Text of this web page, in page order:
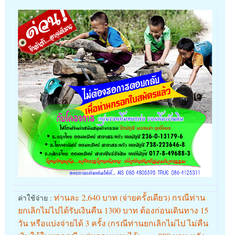
ค่าใช้จ่าย : ท่านละ 2,640 บาท (จ่ายครั้งเดียว) กรณีท่าน
ยกเลิกไม่ไปได้รับเงินคืน 1300 บาท ต้องก่อนเดินทาง 15
วัน หรือแบ่งจ่ายได้ 3 ครั้ง (กรณีท่านยกเลิกไม่ไป ไม่คืน